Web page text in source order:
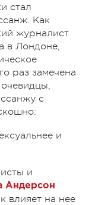
стал
Как
журналист
в Лондоне,
раз замечена
с
и
и
Андерсон
влияет на нее